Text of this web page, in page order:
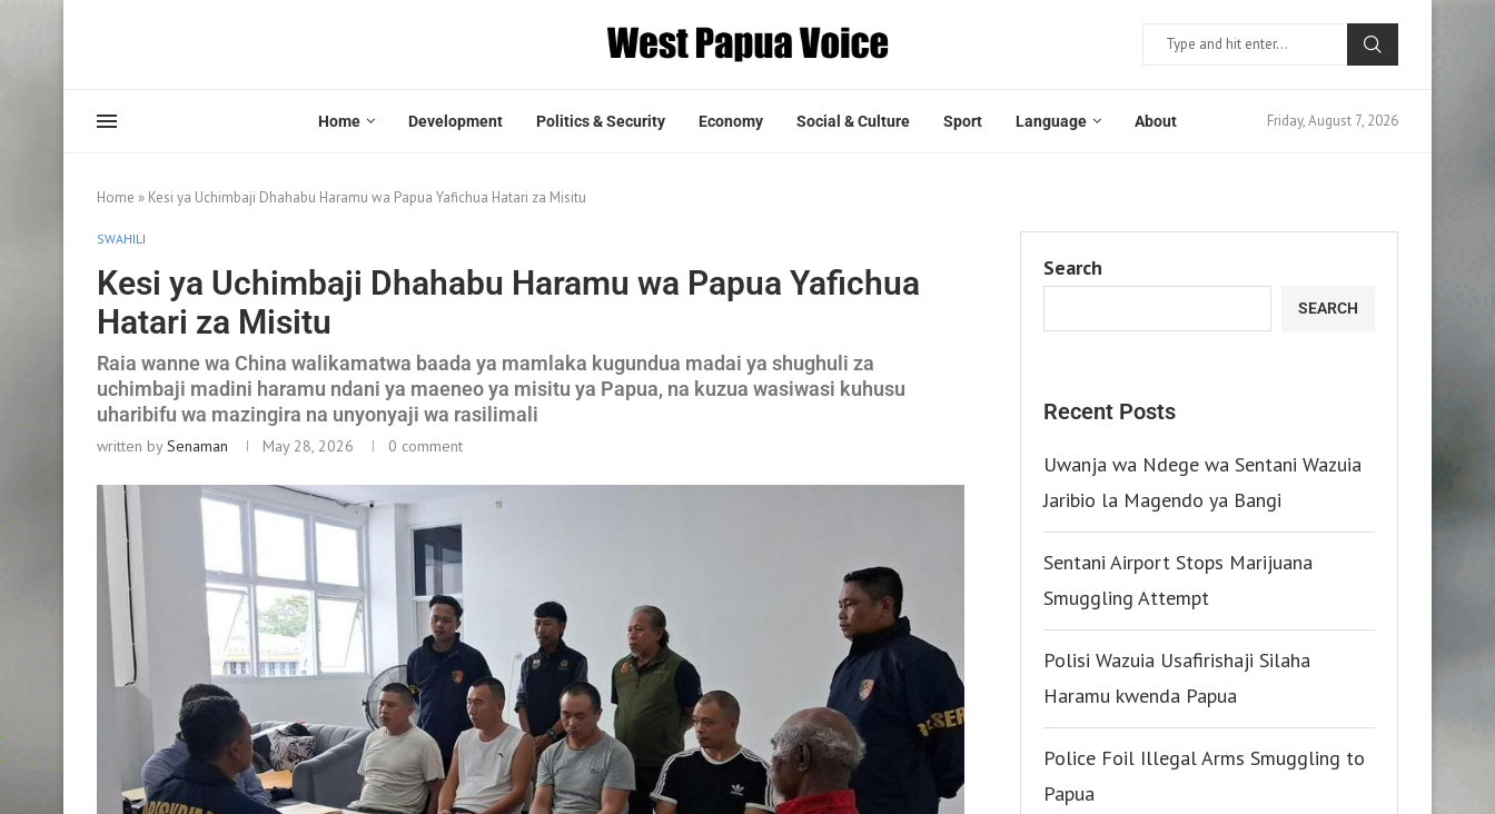
Home Development Politics & Security Economy Social & Culture Sport Language About Friday, August 7, 2026
Home » Kesi ya Uchimbaji Dhahabu Haramu wa Papua Yafichua Hatari za Misitu
SWAHILI
Kesi ya Uchimbaji Dhahabu Haramu wa Papua Yafichua
Hatari za Misitu
Raia wanne wa China walikamatwa baada ya mamlaka kugundua madai ya shughuli za
uchimbaji madini haramu ndani ya maeneo ya misitu ya Papua, na kuzua wasiwasi kuhusu
uharibifu wa mazingira na unyonyaji wa rasilimali
written bySenaman May 28, 2026 0 comment
Search
SEARCH
Recent Posts
Uwanja wa Ndege wa Sentani Wazuia
Jaribio la Magendo ya Bangi
Sentani Airport Stops Marijuana
Smuggling Attempt
Polisi Wazuia Usafirishaji Silaha
Haramu kwenda Papua
Police Foil Illegal Arms Smuggling to
Papua